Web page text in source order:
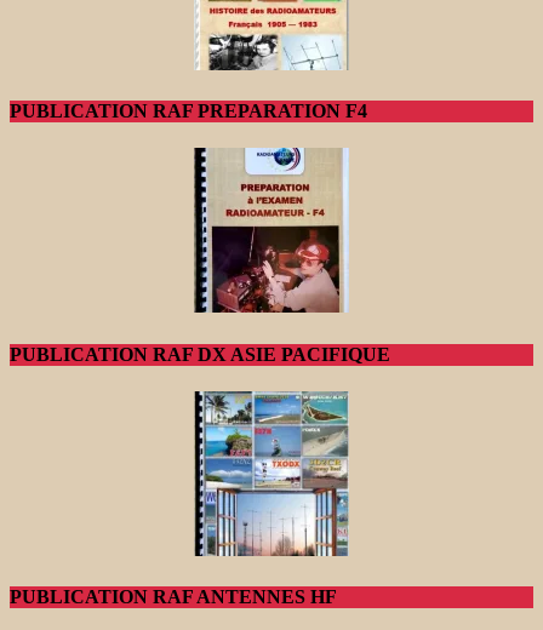
PUBLICATION RAF PREPARATION F4
PUBLICATION RAF DX ASIE PACIFIQUE
PUBLICATION RAF ANTENNES HF